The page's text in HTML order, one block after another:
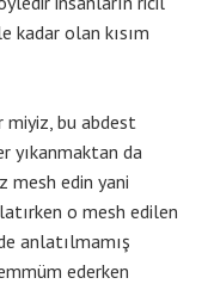
kadar olan kısım
miyiz, bu abdest
yıkanmaktan da
mesh edin yani
o mesh edilen
anlatılmamış
ederken